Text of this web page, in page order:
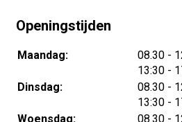
Openingstijden
Maandag: 08.30 tot
-
13:30 tot
-
Dinsdag:
08.30 tot
-
13:30 tot
-
Woensdag:
08.30 tot
-